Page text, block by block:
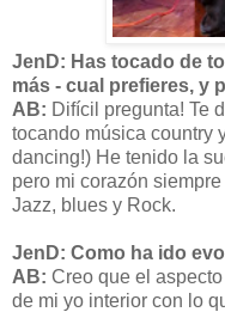
JenD: Has tocado de
más - cual prefieres, y
AB: Difícil pregunta! Te
tocando música country
dancing!) He tenido la
pero mi corazón
Jazz, blues y Rock.
JenD: Como ha ido
AB: Creo que el
de mi yo interior con lo